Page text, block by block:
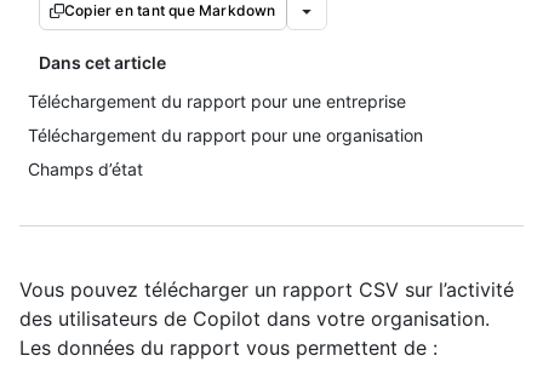
Copier en tant que Markdown
Dans cet article
Téléchargement du rapport pour une entreprise
Téléchargement du rapport pour une organisation
Champs d’état
Vous pouvez télécharger un rapport CSV sur l’activité
des utilisateurs de Copilot dans votre organisation.
Les données du rapport vous permettent de :